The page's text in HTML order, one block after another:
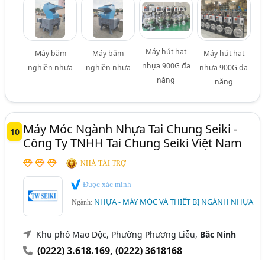
Máy băm
nghiền nhựa
Máy băm
nghiền nhựa
Máy hút hạt
nhựa 900G đa
năng
Máy hút hạt
nhựa 900G đa
năng
10 Máy Móc Ngành Nhựa Tai Chung Seiki -
Công Ty TNHH Tai Chung Seiki Việt Nam
NHÀ TÀI TRỢ
Được xác minh
Ngành: NHỰA - MÁY MÓC VÀ THIẾT BỊ NGÀNH NHỰA
Khu phố Mao Dộc, Phường Phương Liễu, Bắc Ninh
(0222) 3.618.169,(0222) 3618168